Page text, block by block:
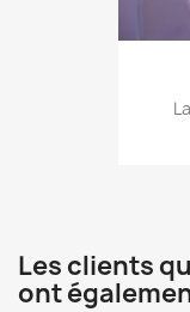
Les clients
ont